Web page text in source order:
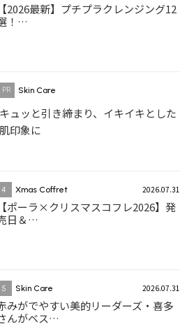
【2026最新】プチプラクレンジング12
！…
Skin Care
キュッと引き締まり、イキイキとした
肌印象に
4 Xmas Coffret 2026.07.31
【ポーラ×クリスマスコフレ2026】発
日＆…
5 Skin Care 2026.07.31
みがでやすい美的リーダーズ・喜多
んがベス…